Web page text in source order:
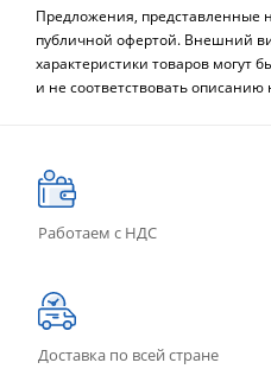
Предложения, представленные
публичной офертой. Внешний
характеристики товаров могут
и не соответствовать описанию
Работаем с НДС
Доставка по всей стране